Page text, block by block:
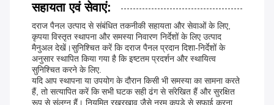
सहायता एवं सेवाएं:
दराज पैनल उत्पाद से संबंधित तकनीकी सहायता और सेवाओं के लिए,
कृपया विस्तृत स्थापना और समस्या निवारण निर्देशों के लिए उत्पाद
मैनुअल देखें।सुनिश्चित करें कि दराज पैनल प्रदान दिशा-निर्देशों के
अनुसार स्थापित किया गया है कि इष्टतम प्रदर्शन और स्थायित्व
सुनिश्चित करने के लिए.
यदि आप स्थापना या उपयोग के दौरान किसी भी समस्या का सामना करते
हैं, तो सत्यापित करें कि सभी घटक सही ढंग से संरेखित हैं और सुरक्षित
रूप से संलग्न हैं। नियमित रखरखाव,जैसे नरम कपड़े से सफाई करना